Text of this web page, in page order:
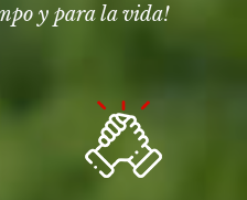
y para la vida!